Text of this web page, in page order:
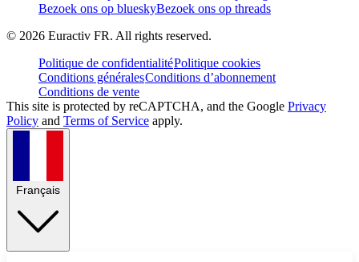
Bezoek ons op blueskyBezoek ons op threads
© 2026 Euractiv FR. All rights reserved.
Politique de confidentialitéPolitique cookies
Conditions généralesConditions d’abonnement
Conditions de vente
This site is protected by reCAPTCHA, and the Google Privacy
Policy and Terms of Service apply.
Français